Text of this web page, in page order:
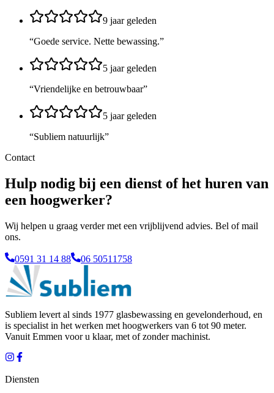
9 jaar geleden
“Goede service. Nette bewassing.”
5 jaar geleden
“Vriendelijke en betrouwbaar”
5 jaar geleden
“Subliem natuurlijk”
Contact
Hulp nodig bij een dienst of het huren van
een hoogwerker?
Wij helpen u graag verder met een vrijblijvend advies. Bel of mail
ons.
0591 31 14 88 06 50511758
Subliem levert al sinds 1977 glasbewassing en gevelonderhoud, en
is specialist in het werken met hoogwerkers van 6 tot 90 meter.
Vanuit Emmen voor u klaar, met of zonder machinist.
Diensten